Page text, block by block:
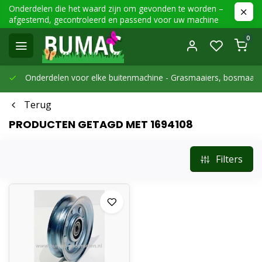
Onderdelen die het waard zijn om gevonden te worden –
afgestemd, gecontroleerd en passend voor uw machine
0
Onderdelen voor elke buitenmachine - Grasmaaiers,
Terug
PRODUCTEN GETAGD MET 1694108
Filters